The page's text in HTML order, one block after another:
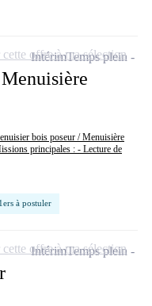
bois poseur / Menuisière
principales : - Lecture de
à postuler
IntérimTemps plein
offre à ma sélection
IntérimTemps plein
offre à ma sélection